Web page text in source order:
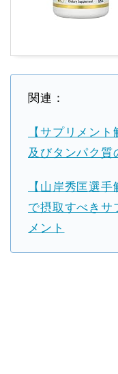
関連：
【サプリメン
及びタンパク質
【山岸秀匡選
で摂取すべきサ
メント